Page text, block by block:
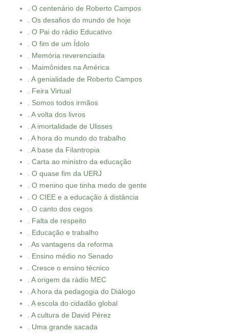
. O centenário de Roberto Campos
. Os desafios do mundo de hoje
. O Pai do rádio Educativo
. O fim de um Ídolo
. Memória reverenciada
. Maimônides na América
. A genialidade de Roberto Campos
. Feira Virtual
. Somos todos irmãos
. A volta dos livros
. A imortalidade de Ulisses
. A hora do mundo do trabalho
. A base da Filantropia
. Carta ao ministro da educação
. O quase fim da UERJ
. O menino que tinha medo de gente
. O CIEE e a educação á distância
. O canto dos cegos
. Falta de respeito
. Educação e trabalho
. As vantagens da reforma
. Ensino médio no Senado
. Cresce o ensino técnico
. A origem da rádio MEC
. A hora da pedagogia do Diálogo
. A escola do cidadão global
. A cultura de David Pérez
. Uma grande sacada